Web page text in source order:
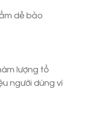
dễ bảo
lượng tổ
người dùng vì